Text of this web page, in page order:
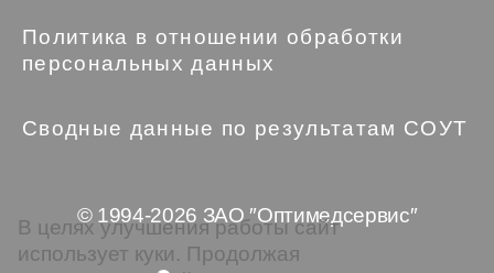
Политика в отношении обработки
персональных данных
Сводные данные по результатам СОУТ
© 1994-2026 ЗАО ″Оптимедсервис″
В целях улучшения работы сайт
использует куки. Продолжая